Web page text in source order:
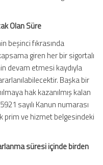
Olan Süre
beşinci fıkrasında
giren her bir sigortalı
devam etmesi kaydıyla
Başka bir
hak kazanılmış kalan
sayılı Kanun numarası
prim ve hizmet belgesindeki
süresi içinde birden